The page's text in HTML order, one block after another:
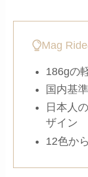
Mag Ride
186gの
国内基
日本人
ザイン
12色か